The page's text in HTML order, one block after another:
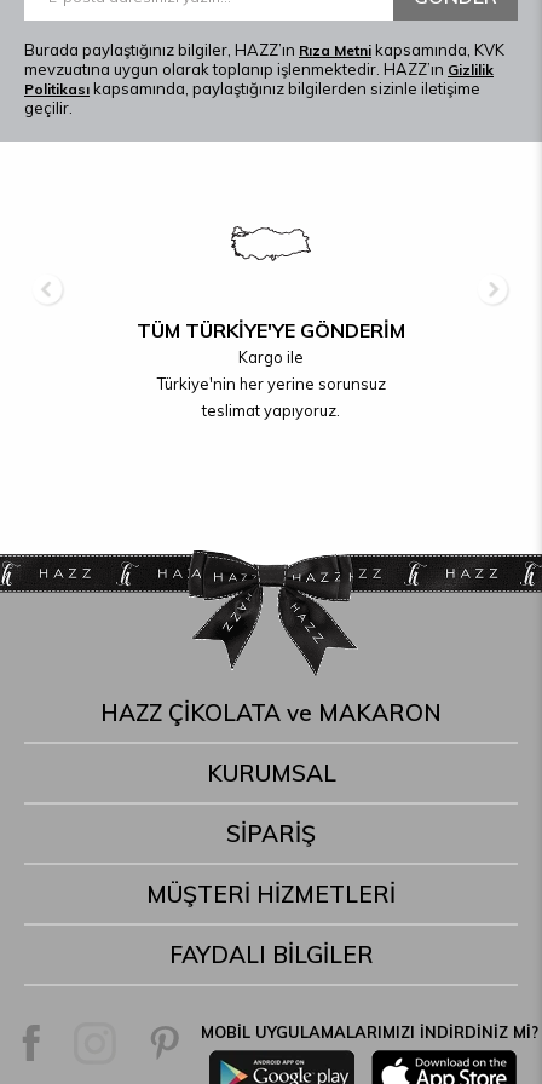
Burada paylaştığınız bilgiler, HAZZ’ın Rıza Metni kapsamında, KVK
mevzuatına uygun olarak toplanıp işlenmektedir. HAZZ’ın Gizlilik
Politikası kapsamında, paylaştığınız bilgilerden sizinle iletişime
geçilir.
TÜM TÜRKİYE'YE GÖNDERİM
Kargo ile
Türkiye'nin her yerine sorunsuz
teslimat yapıyoruz.
HAZZ ÇİKOLATA ve MAKARON
KURUMSAL
SİPARİŞ
MÜŞTERİ HİZMETLERİ
FAYDALI BİLGİLER
MOBİL UYGULAMALARIMIZI İNDİRDİNİZ Mİ?